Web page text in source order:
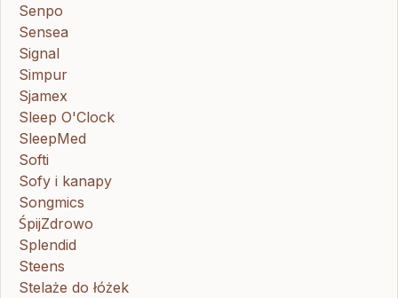
Senpo
Sensea
Signal
Simpur
Sjamex
Sleep O'Clock
SleepMed
Softi
Sofy i kanapy
Songmics
ŚpijZdrowo
Splendid
Steens
Stelaże do łóżek